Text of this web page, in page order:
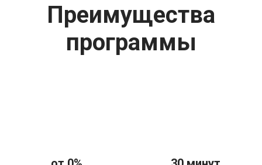
Преимущества
программы